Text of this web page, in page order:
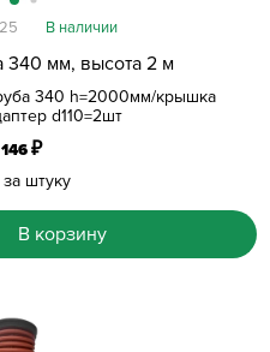
340 мм, высота 2 м
340 h=2000мм/крышка
d110=2шт
В наличии
₽
штуку
В корзину